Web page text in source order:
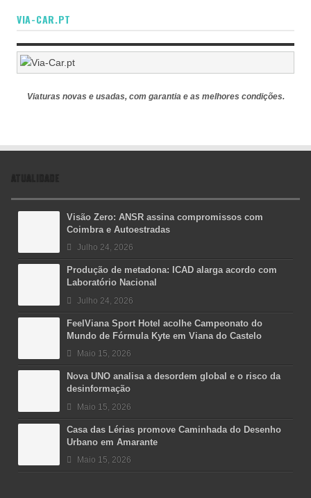
VIA-CAR.PT
Viaturas novas e usadas, com garantia e as melhores condições.
ATUALIDADE
Visão Zero: ANSR assina compromissos com
Coimbra e Autoestradas
Julho 24, 2026
Produção de metadona: ICAD alarga acordo com
Laboratório Nacional
Julho 24, 2026
FeelViana Sport Hotel acolhe Campeonato do
Mundo de Fórmula Kyte em Viana do Castelo
Maio 15, 2026
Nova UNO analisa a desordem global e o risco da
desinformação
Maio 15, 2026
Casa das Lérias promove Caminhada do Desenho
Urbano em Amarante
Maio 15, 2026